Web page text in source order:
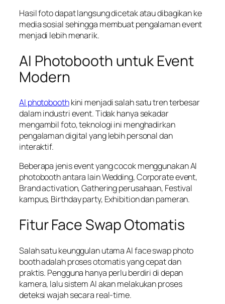
Hasil foto dapat langsung dicetak atau dibagikan ke
media sosial sehingga membuat pengalaman event
menjadi lebih menarik.
AI Photobooth untuk Event
Modern
AI photoboothkini menjadi salah satu tren terbesar
dalam industri event. Tidak hanya sekadar
mengambil foto, teknologi ini menghadirkan
pengalaman digital yang lebih personal dan
interaktif.
Beberapa jenis event yang cocok menggunakan AI
photobooth antara lain Wedding, Corporate event,
Brand activation, Gathering perusahaan, Festival
kampus, Birthday party, Exhibition dan pameran.
Fitur Face Swap Otomatis
Salah satu keunggulan utama AI face swap photo
booth adalah proses otomatis yang cepat dan
praktis. Pengguna hanya perlu berdiri di depan
kamera, lalu sistem AI akan melakukan proses
deteksi wajah secara real-time.